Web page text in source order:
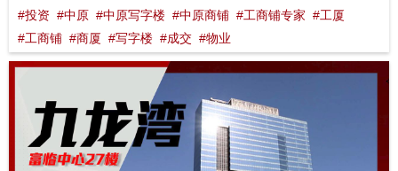
#投资 #中原 #中原写字楼 #中原商铺 #工商铺专家 #工厦
#工商铺 #商厦 #写字楼 #成交 #物业